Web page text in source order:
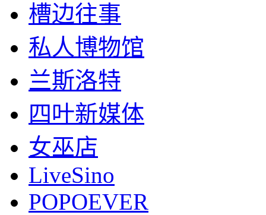
槽边往事
私人博物馆
兰斯洛特
四叶新媒体
女巫店
LiveSino
POPOEVER